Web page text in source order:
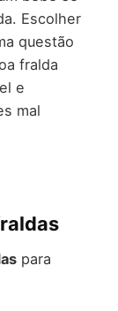
Escolher
questão
fralda
e
mal
para